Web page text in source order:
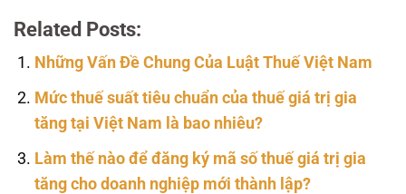
Related Posts:
Những Vấn Đề Chung Của Luật Thuế Việt Nam
Mức thuế suất tiêu chuẩn của thuế giá trị gia
tăng tại Việt Nam là bao nhiêu?
Làm thế nào để đăng ký mã số thuế giá trị gia
tăng cho doanh nghiệp mới thành lập?